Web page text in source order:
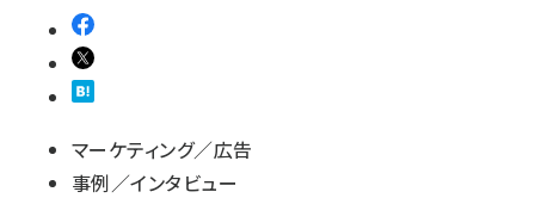
マーケティング／広告
事例／インタビュー